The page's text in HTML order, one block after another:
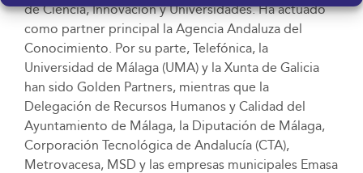
de Ciencia, Innovación y Universidades. Ha actuado
como partner principal la Agencia Andaluza del
Conocimiento. Por su parte, Telefónica, la
Universidad de Málaga (UMA) y la Xunta de Galicia
han sido Golden Partners, mientras que la
Delegación de Recursos Humanos y Calidad del
Ayuntamiento de Málaga, la Diputación de Málaga,
Corporación Tecnológica de Andalucía (CTA),
Metrovacesa, MSD y las empresas municipales Emasa